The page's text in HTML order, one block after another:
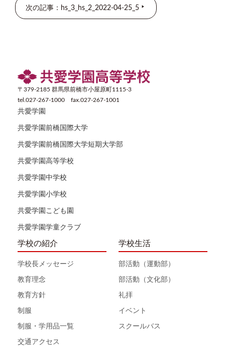
次の記事：hs_3_hs_2_2022-04-25_5
〒379-2185 群馬県前橋市小屋原町1115-3
tel.027-267-1000 fax.027-267-1001
共愛学園
共愛学園前橋国際大学
共愛学園前橋国際大学短期大学部
共愛学園高等学校
共愛学園中学校
共愛学園小学校
共愛学園こども園
共愛学園学童クラブ
学校の紹介
学校長メッセージ
教育理念
教育方針
制服
制服・学用品一覧
交通アクセス
学校生活
部活動（運動部）
部活動（文化部）
礼拝
イベント
スクールバス